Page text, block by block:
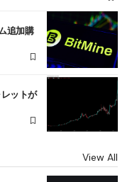
追加購
ットが
View All